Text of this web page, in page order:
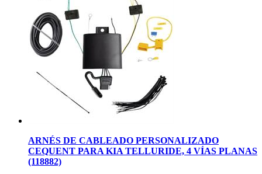
ARNÉS DE CABLEADO PERSONALIZADO
CEQUENT PARA KIA TELLURIDE, 4 VÍAS PLANAS
(118882)